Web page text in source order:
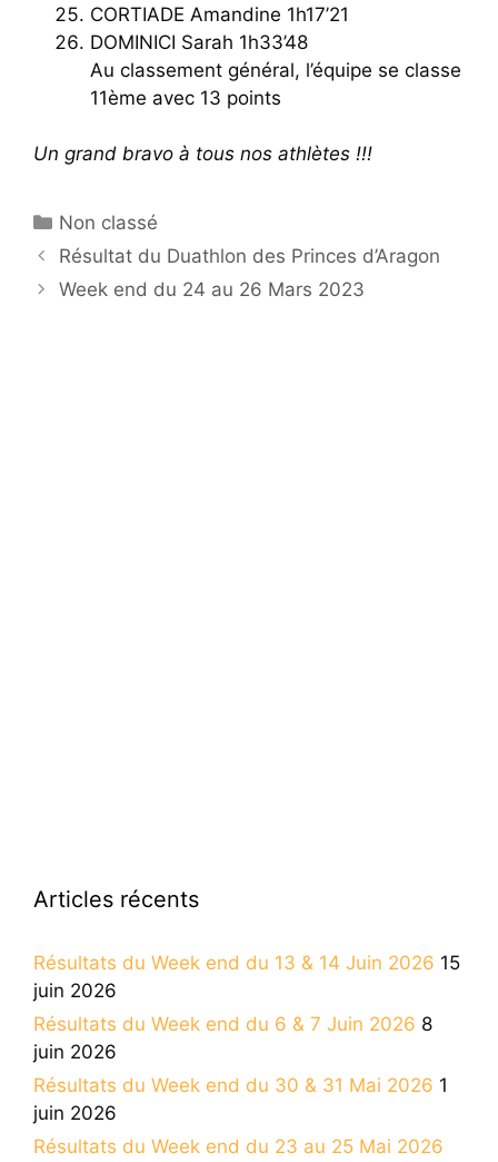
CORTIADE Amandine 1h17’21
DOMINICI Sarah 1h33’48
Au classement général, l’équipe se classe
11ème avec 13 points
Un grand bravo à tous nos athlètes !!!
Catégories
Non classé
Résultat du Duathlon des Princes d’Aragon
Week end du 24 au 26 Mars 2023
Articles récents
Résultats du Week end du 13 & 14 Juin 2026 15
juin 2026
Résultats du Week end du 6 & 7 Juin 2026 8
juin 2026
Résultats du Week end du 30 & 31 Mai 2026 1
juin 2026
Résultats du Week end du 23 au 25 Mai 2026